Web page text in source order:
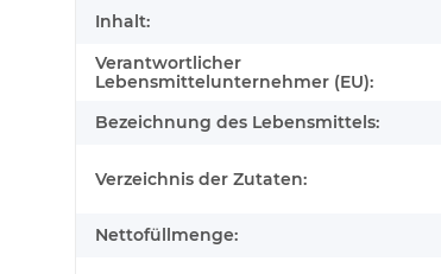
Inhalt:
Verantwortlicher
Lebensmittelunternehmer (EU):
Bezeichnung des Lebensmittels:
Verzeichnis der Zutaten:
Nettofüllmenge: